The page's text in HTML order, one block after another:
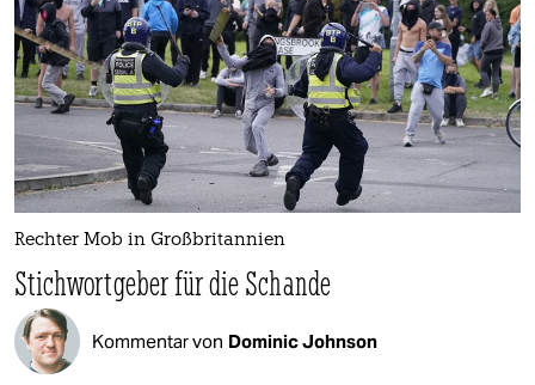
Rechter Mob in Großbritannien
Stichwortgeber für die Schande
Kommentar von Dominic Johnson